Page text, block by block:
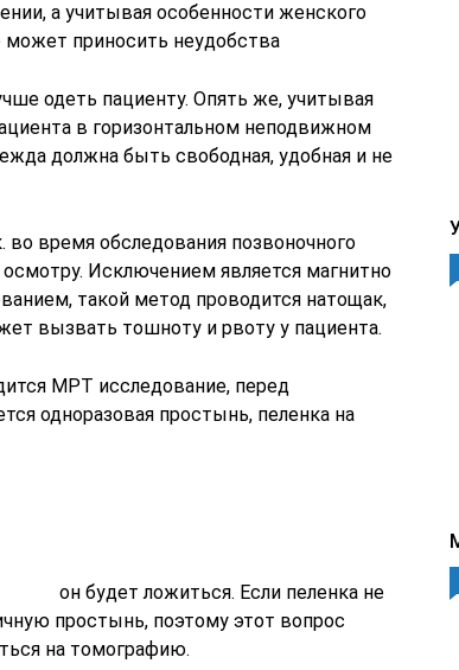
а учитывая особенности женского
может приносить неудобства
одеть пациенту. Опять же, учитывая
в горизонтальном неподвижном
должна быть свободная, удобная и не
время обследования позвоночного
Исключением является магнитно
такой метод проводится натощак,
вызвать тошноту и рвоту у пациента.
МРТ исследование, перед
одноразовая простынь, пеленка на
он будет ложиться. Если пеленка не
простынь, поэтому этот вопрос
на томографию.